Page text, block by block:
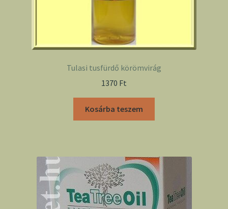
Tulasi tusfürdő körömvirág
1370 Ft
Kosárba teszem